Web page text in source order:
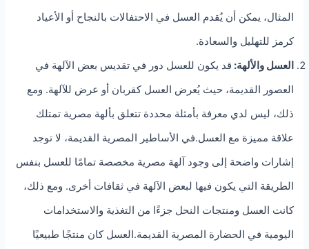
المثال، يمكن أن يُقدم العسل في الاحتفالات بالنجاح أو الأعياد
كرمز للتهليل والسعادة.
العسل والألهة: قد يكون للعسل دور في تقديس بعض الآلهة في
العصور القديمة، حيث يُعرض العسل كقربان أو عرض للآلهة. ومع
ذلك، ليس لدي معرفة بأمثلة محددة تتعلق بألهة مصرية تمتلك
علاقة مميزة مع العسل.في الأساطير المصرية القديمة، لا توجد
إشارات واضحة إلى وجود آلهة مصرية مخصصة تمامًا للعسل بنفس
الطريقة التي يكون فيها لبعض الآلهة في ثقافات أخرى. ومع ذلك،
كانت العسل ومنتجات النحل جزءًا من التغذية والاستخدامات
اليومية في الحضارة المصرية القديمة.العسل كان منتجًا طبيعيًا